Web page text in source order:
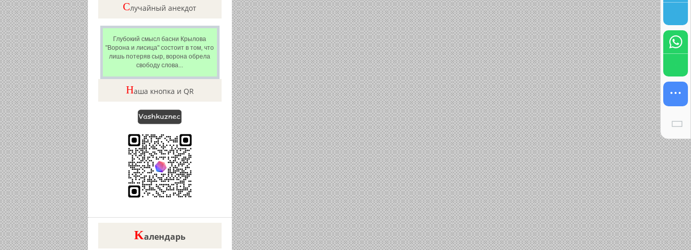
Cлучайный анекдот
Глyбокий смысл басни Крылова
"Ворона и лисица" состоит в том, что
лишь потеряв сыр, ворона обрела
свободy слова...
Наша кнопка и QR
Kалендарь